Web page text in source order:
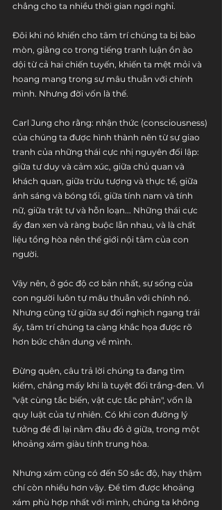
chẳng cho ta nhiều thời gian ngơi nghỉ.
Đôi khi nó khiến cho tâm trí chúng ta bị bào
mòn, giằng co trong tiếng tranh luận ồn ào
dội từ cả hai chiến tuyến, khiến ta mệt mỏi và
hoang mang trong sự mâu thuẫn với chính
mình. Nhưng đời vốn là thế.
Carl Jung cho rằng: nhận thức (consciousness)
của chúng ta được hình thành nên từ sự giao
tranh của những thái cực nhị nguyên đối lập:
giữa tư duy và cảm xúc, giữa chủ quan và
khách quan, giữa trừu tượng và thực tế, giữa
ánh sáng và bóng tối, giữa tính nam và tính
nữ, giữa trật tự và hỗn loạn... Những thái cực
ấy đan xen và ràng buộc lẫn nhau, và là chất
liệu tổng hòa nên thế giới nội tâm của con
người.
Vậy nên, ở góc độ cơ bản nhất, sự sống của
con người luôn tự mâu thuẫn với chính nó.
Nhưng cũng từ giữa sự đối nghịch ngang trái
ấy, tâm trí chúng ta càng khắc họa được rõ
hơn bức chân dung về mình.
Đừng quên, câu trả lời chúng ta đang tìm
kiếm, chẳng mấy khi là tuyệt đối trắng-đen. Vì
"vật cùng tắc biến, vật cực tắc phản", vốn là
quy luật của tự nhiên. Có khi con đường lý
tưởng để đi lại nằm đâu đó ở giữa, trong một
khoảng xám giàu tính trung hòa.
Nhưng xám cũng có đến 50 sắc độ, hay thậm
chí còn nhiều hơn vậy. Để tìm được khoảng
xám phù hợp nhất với mình, chúng ta không